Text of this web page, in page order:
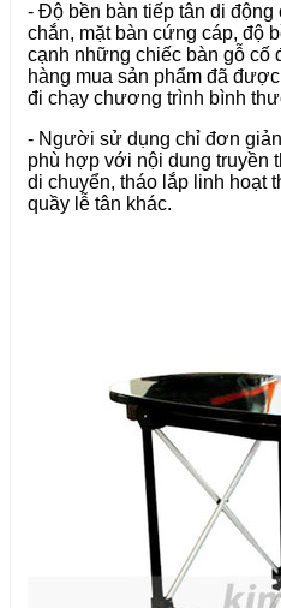
- Độ bền bàn tiếp tân di động
chắn, mặt bàn cứng cáp, độ
cạnh những chiếc bàn gỗ cố
hàng mua sản phẩm đã
đi chạy chương trình bình
- Người sử dụng chỉ đơn
phù hợp với nội dung truyền
di chuyển, tháo lắp linh hoạt
quầy lễ tân khác.